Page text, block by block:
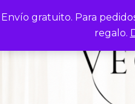
Envío gratuito. Para
regalo.
to